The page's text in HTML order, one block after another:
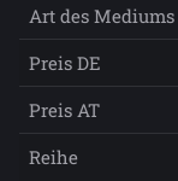
Art des Mediums
Preis DE
Preis AT
Reihe